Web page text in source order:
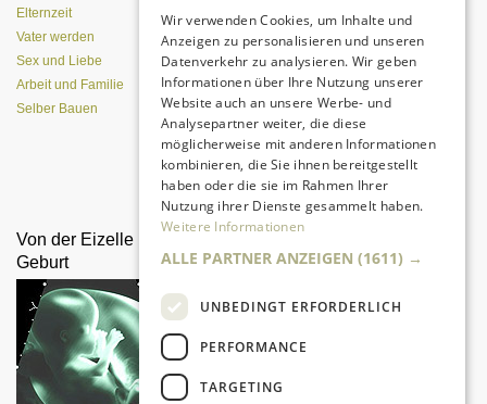
Elternzeit
Vater werden
Sex und Liebe
Arbeit und Familie
Selber Bauen
Da sind Kinder mit Begeisterung
dabei.
Von der Eizelle bis zur
Geburt
Wir verwenden Cookies, um Inhalte und
Anzeigen zu personalisieren und unseren
Datenverkehr zu analysieren. Wir geben
Informationen über Ihre Nutzung unserer
Website auch an unsere Werbe- und
Analysepartner weiter, die diese
möglicherweise mit anderen Informationen
kombinieren, die Sie ihnen bereitgestellt
haben oder die sie im Rahmen Ihrer
Nutzung ihrer Dienste gesammelt haben.
Weitere Informationen
ALLE PARTNER ANZEIGEN (1611) →
UNBEDINGT ERFORDERLICH
PERFORMANCE
TARGETING